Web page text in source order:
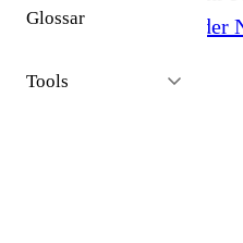
Glossar
Tools
Hörakustiker in der